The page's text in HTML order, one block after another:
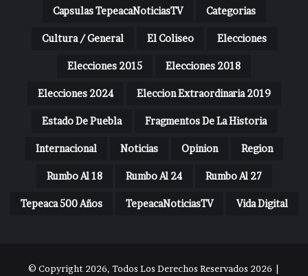
Capsulas TepeacaNoticiasTV Categorias
Cultura / General El Coliseo Elecciones
Elecciones 2015 Elecciones 2018
Elecciones 2024 Eleccion Extraordinaria 2019
Estado De Puebla Fragmentos De La Historia
Internacional Noticias Opinion Region
Rumbo Al 18 Rumbo Al 24 Rumbo Al 27
Tepeaca 500 Años TepeacaNoticiasTV Vida Digital
© Copyright 2026, Todos Los Derechos Reservados 2026 |